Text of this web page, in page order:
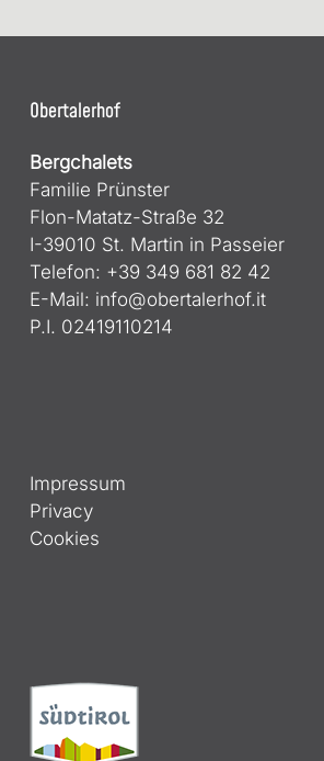
Obertalerhof
Bergchalets
Familie Prünster
Flon-Matatz-Straße 32
I-39010 St. Martin in Passeier
Telefon: +39 349 681 82 42
E-Mail: info@obertalerhof.it
P.I. 02419110214
Impressum
Privacy
Cookies